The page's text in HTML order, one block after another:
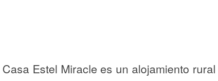
Casa Estel Miracle es un alojamiento rural